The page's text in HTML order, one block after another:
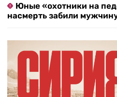
Юные «охотники на
насмерть забили